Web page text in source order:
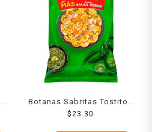
Botanas Sabritas Tostitos
Salsa Verde 45 Grs
$ 23.30